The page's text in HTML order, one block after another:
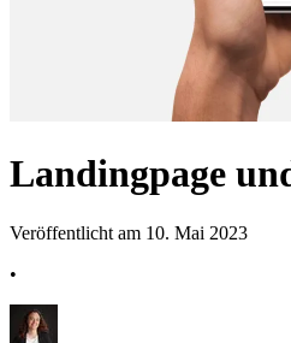
Landingpage
Veröffentlicht am 10. Mai 2023
•